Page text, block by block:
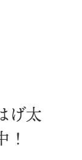
げ太